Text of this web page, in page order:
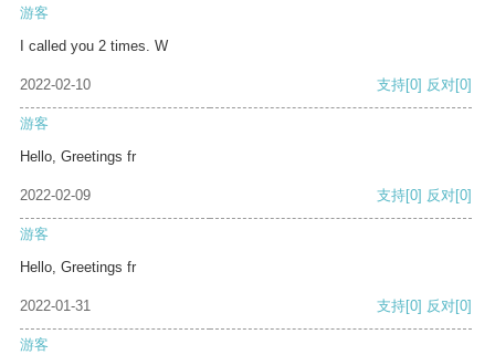
游客
I called you 2 times. W
2022-02-10 支持[0] 反对[0]
游客
Hello, Greetings fr
2022-02-09 支持[0] 反对[0]
游客
Hello, Greetings fr
2022-01-31 支持[0] 反对[0]
游客